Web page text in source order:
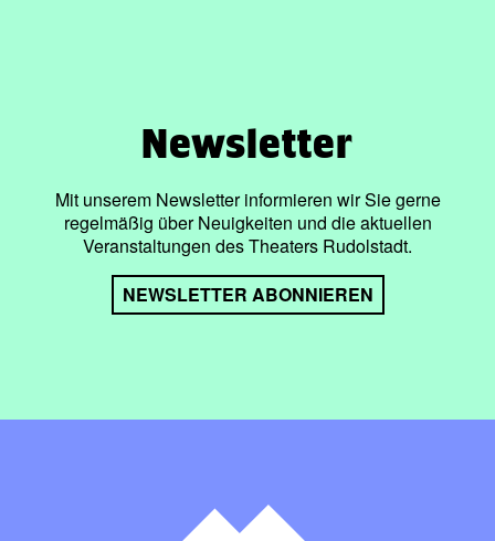
Newsletter
Mit unserem Newsletter informieren wir Sie gerne
regelmäßig über Neuigkeiten und die aktuellen
Veranstaltungen des Theaters Rudolstadt.
NEWSLETTER ABONNIEREN